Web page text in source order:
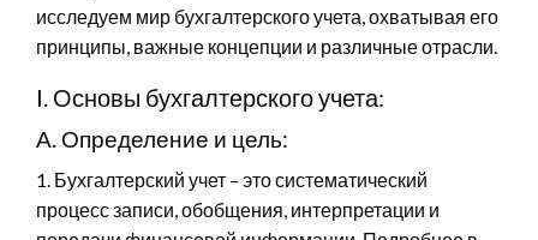
исследуем мир бухгалтерского учета, охватывая его
принципы, важные концепции и различные отрасли.
I. Основы бухгалтерского учета:
А. Определение и цель:
1. Бухгалтерский учет – это систематический
процесс записи, обобщения, интерпретации и